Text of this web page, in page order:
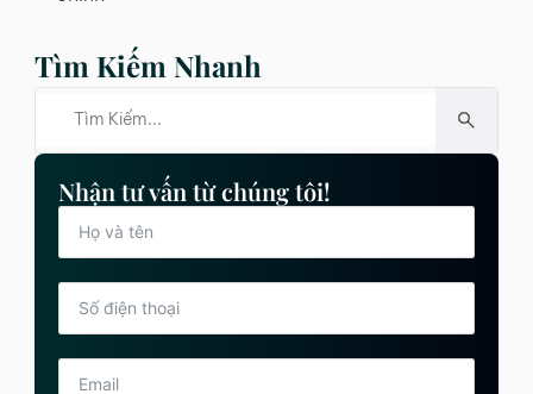
Tìm Kiếm Nhanh
Nhận tư vấn từ chúng tôi!